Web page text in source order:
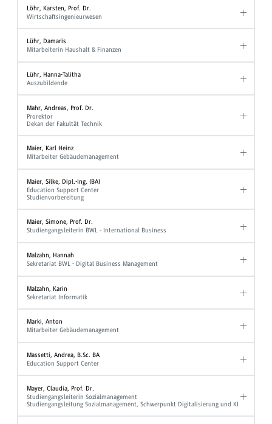
Löhr, Karsten, Prof. Dr.
Wirtschaftsingenieurwesen
Lühr, Damaris
Mitarbeiterin Haushalt & Finanzen
Lühr, Hanna-Talitha
Auszubildende
Mahr, Andreas, Prof. Dr.
Prorektor
Dekan der Fakultät Technik
Maier, Karl Heinz
Mitarbeiter Gebäudemanagement
Maier, Silke, Dipl.-Ing. (BA)
Education Support Center
Studienvorbereitung
Maier, Simone, Prof. Dr.
Studiengangsleiterin BWL - International Business
Malzahn, Hannah
Sekretariat BWL - Digital Business Management
Malzahn, Karin
Sekretariat Informatik
Marki, Anton
Mitarbeiter Gebäudemanagement
Massetti, Andrea, B.Sc. BA
Education Support Center
Mayer, Claudia, Prof. Dr.
Studiengangsleiterin Sozialmanagement
Studiengangsleitung Sozialmanagement, Schwerpunkt Digitalisierung und KI